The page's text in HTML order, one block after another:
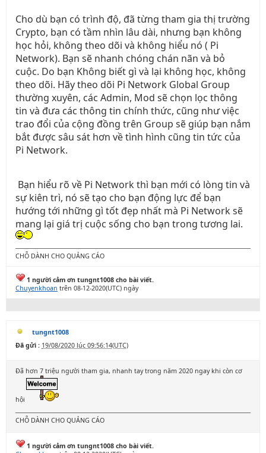
Cho dù bạn có trình độ, đã từng tham gia thị trường
Crypto, bạn có tầm nhìn lâu dài, nhưng bạn không
học hỏi, không theo dõi và không hiểu nó ( Pi
Network). Bạn sẽ nhanh chóng chán nãn và bỏ
cuộc. Do bạn Không biết gì và lại không học, không
theo dõi. Hãy theo dõi Pi Network Global Group
thường xuyên, các Admin, Mod sẽ chọn lọc thông
tin và đưa các thông tin chính thức, cũng như việc
trao đổi của cộng đồng trên Group sẽ giúp bạn nắm
bắt được sâu sát hơn về tình hình cũng tin tức của
Pi Network.
Bạn hiểu rõ về Pi Network thì bạn mới có lòng tin và
sự kiên trì, nó sẽ tạo cho bạn động lực để bạn
hướng tới những gì tốt đẹp nhất mà Pi Network sẽ
mang lại giá trị cuộc sống cho bạn trong tương lai.
CHỖ DÀNH CHO QUẢNG CÁO
1 người cảm ơn tungnt1008 cho bài viết.
Chuyenkhoan trên 08-12-2020(UTC) ngày
tungnt1008
Đã gửi : 19/08/2020 lúc 09:56:14(UTC)
Đã hơn 7 triệu người tham gia, nhanh tay trong năm 2020 ngay khi còn cơ
hội
CHỖ DÀNH CHO QUẢNG CÁO
1 người cảm ơn tungnt1008 cho bài viết.